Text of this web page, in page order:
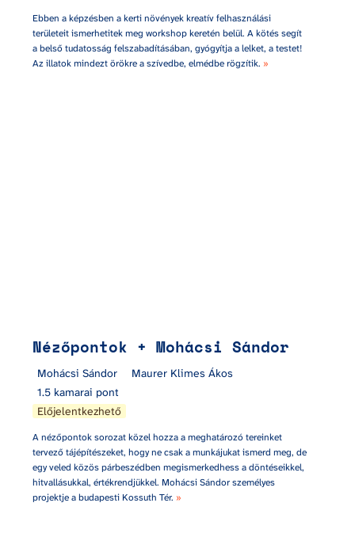
Ebben a képzésben a kerti növények kreatív felhasználási
területeit ismerhetitek meg workshop keretén belül. A kötés segít
a belső tudatosság felszabadításában, gyógyítja a lelket, a testet!
Az illatok mindezt örökre a szívedbe, elmédbe rögzítik. »
Nézőpontok + Mohácsi Sándor
Mohácsi Sándor
Maurer Klimes Ákos
1.5 kamarai pont
Előjelentkezhető
A nézőpontok sorozat közel hozza a meghatározó tereinket
tervező tájépítészeket, hogy ne csak a munkájukat ismerd meg, de
egy veled közös párbeszédben megismerkedhess a döntéseikkel,
hitvallásukkal, értékrendjükkel. Mohácsi Sándor személyes
projektje a budapesti Kossuth Tér. »